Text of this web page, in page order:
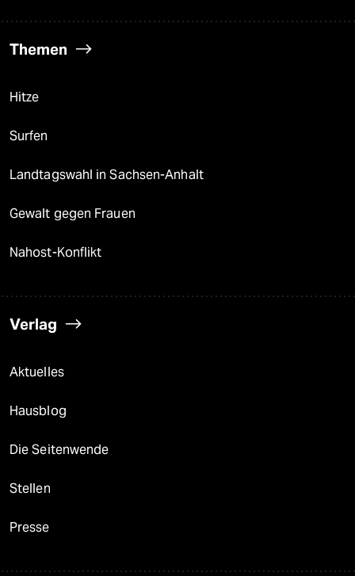
Themen
Hitze
Surfen
Landtagswahl in Sachsen-Anhalt
Gewalt gegen Frauen
Nahost-Konflikt
Verlag
Aktuelles
Hausblog
Die Seitenwende
Stellen
Presse